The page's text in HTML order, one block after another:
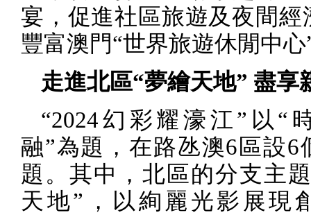
宴，促進社區旅遊及夜間經
豐富澳門“世界旅遊休閒中
走進北區“夢繪天地” 盡享
“2024幻彩耀濠江”以“
融”為題，在路氹澳6 區設6
題。其中，北區的分支主
天地”，以絢麗光影展現